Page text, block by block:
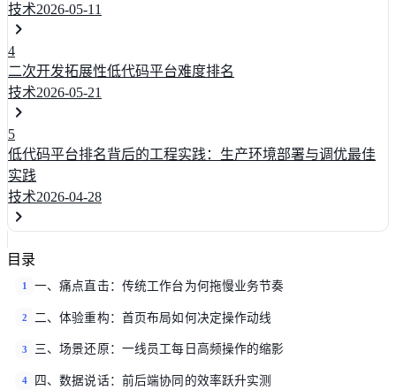
技术2026-05-11
4
二次开发拓展性低代码平台难度排名
技术2026-05-21
5
低代码平台排名背后的工程实践：生产环境部署与调优最佳
实践
技术2026-04-28
目录
1 一、痛点直击：传统工作台为何拖慢业务节奏
2 二、体验重构：首页布局如何决定操作动线
3 三、场景还原：一线员工每日高频操作的缩影
4 四、数据说话：前后端协同的效率跃升实测